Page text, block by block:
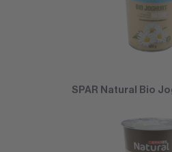
SPAR Natural Bio